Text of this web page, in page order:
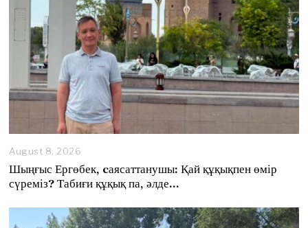
August 8, 2026
u
g
u
t
8
Шыңғыс Ергөбек, cаясаттанушы: Қай құқықпен өмір
сүреміз? Табиғи құқық па, әлде…